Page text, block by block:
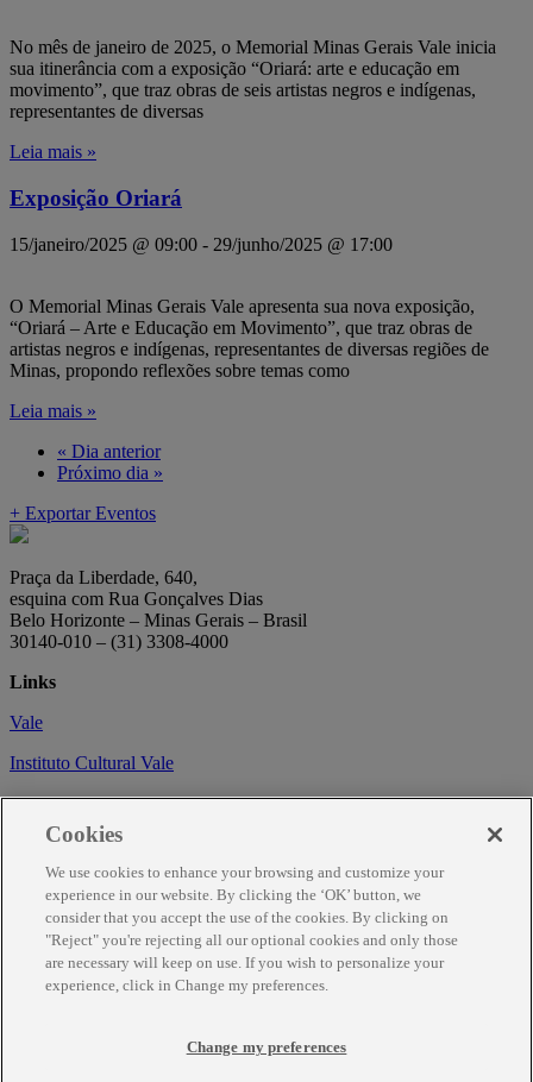
No mês de janeiro de 2025, o Memorial Minas Gerais Vale inicia
sua itinerância com a exposição “Oriará: arte e educação em
movimento”, que traz obras de seis artistas negros e indígenas,
representantes de diversas
Leia mais »
Exposição Oriará
15/janeiro/2025 @ 09:00 - 29/junho/2025 @ 17:00
O Memorial Minas Gerais Vale apresenta sua nova exposição,
“Oriará – Arte e Educação em Movimento”, que traz obras de
artistas negros e indígenas, representantes de diversas regiões de
Minas, propondo reflexões sobre temas como
Leia mais »
« Dia anterior
Próximo dia »
+ Exportar Eventos
Praça da Liberdade, 640,
esquina com Rua Gonçalves Dias
Belo Horizonte – Minas Gerais – Brasil
30140-010 – (31) 3308-4000
Links
Vale
Instituto Cultural Vale
Circuito Cultural
Trabalhe conosco
Informações
Como chegar
Agendamento
Temporariamente fechado para obras de renovação.
Cookies
We use cookies to enhance your browsing and customize your
experience in our website. By clicking the ‘OK’ button, we
consider that you accept the use of the cookies. By clicking on
"Reject" you're rejecting all our optional cookies and only those
are necessary will keep on use. If you wish to personalize your
experience, click in Change my preferences.
Change my preferences